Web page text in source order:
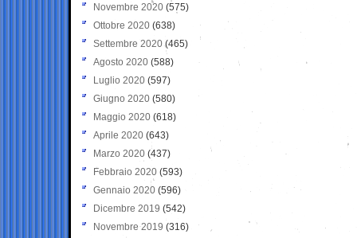
Novembre 2020 (575)
Ottobre 2020 (638)
Settembre 2020(465)
Agosto 2020 (588)
Luglio 2020 (597)
Giugno 2020 (580)
Maggio 2020 (618)
Aprile 2020 (643)
Marzo 2020 (437)
Febbraio 2020 (593)
Gennaio 2020 (596)
Dicembre 2019 (542)
Novembre 2019 (316)